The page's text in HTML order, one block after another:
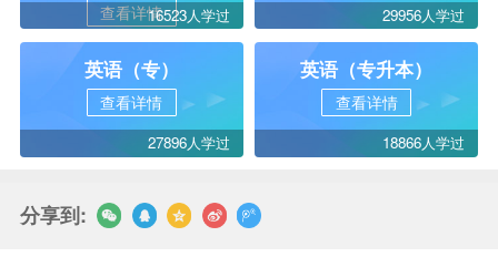
查看详情16523人学过 29956人学过
英语（专）
查看详情
27896人学过
英语（专升本）
查看详情
18866人学过
分享到: